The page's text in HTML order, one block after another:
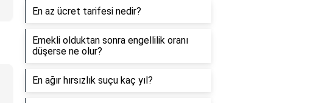
En az ücret tarifesi nedir?
Emekli olduktan sonra engellilik oranı
düşerse ne olur?
En ağır hırsızlık suçu kaç yıl?